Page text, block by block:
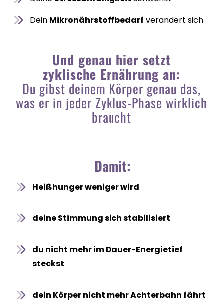
Dein Mikronährstoffbedarf verändert sich
Und genau hier setzt
zyklische Ernährung an:
Du gibst deinem Körper genau das,
was er in jeder Zyklus-Phase wirklich
braucht
Damit:
Heißhunger weniger wird
deine Stimmung sich stabilisiert
du nicht mehr im Dauer-Energietief
steckst
dein Körper nicht mehr Achterbahn fährt